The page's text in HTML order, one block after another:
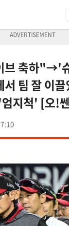
브 축하"→'
팀 잘 이
지척' [오!